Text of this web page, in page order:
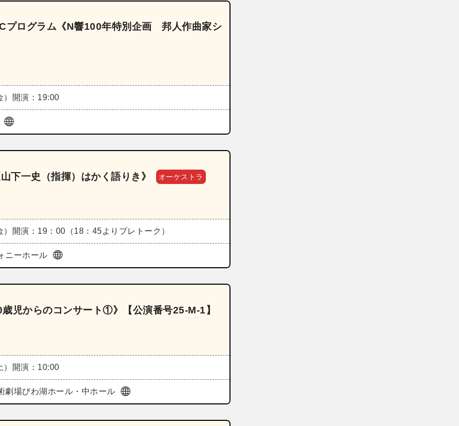
ログラム《N響100年特別企画 邦人作曲家シ
開演：19:00
下一史（指揮）はかく語りき》 オーケストラ
開演：19：00（18：45よりプレトーク）
ニーホール
児からのコンサート①》【公演番号25‐M‐1】
開演：10:00
劇場びわ湖ホール・中ホール